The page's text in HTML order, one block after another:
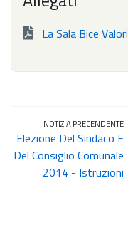
La Sala Bice Valori
NOTIZIA PRECENDENTE
Elezione Del Sindaco E
Del Consiglio Comunale
2014 - Istruzioni